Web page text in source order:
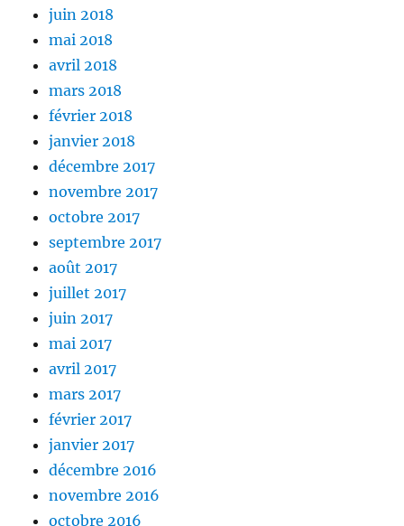
juin 2018
mai 2018
avril 2018
mars 2018
février 2018
janvier 2018
décembre 2017
novembre 2017
octobre 2017
septembre 2017
août 2017
juillet 2017
juin 2017
mai 2017
avril 2017
mars 2017
février 2017
janvier 2017
décembre 2016
novembre 2016
octobre 2016